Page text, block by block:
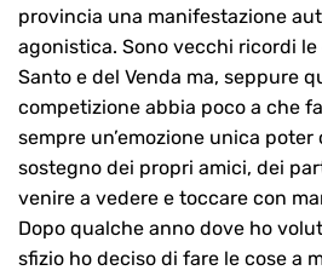
provincia una manifestazione
agonistica. Sono vecchi ricordi le
Santo e del Venda ma, seppure
competizione abbia poco a che
sempre un’emozione unica poter
sostegno dei propri amici, dei
venire a vedere e toccare con
Dopo qualche anno dove ho
sfizio ho deciso di fare le cose a